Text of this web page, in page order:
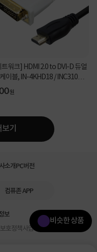
비슷한 상품
트워크] HDMI 2.0 to DVI-D 듀얼
4KHD18 / INC310
원
기
소개PC버전
컴퓨존 APP
보
호정책사업자확인